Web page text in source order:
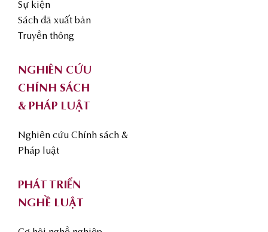
Sự kiện
Sách đã xuất bản
Truyền thông
NGHIÊN CỨU
CHÍNH SÁCH
& PHÁP LUẬT
Nghiên cứu Chính sách &
Pháp luật
PHÁT TRIỂN
NGHỀ LUẬT